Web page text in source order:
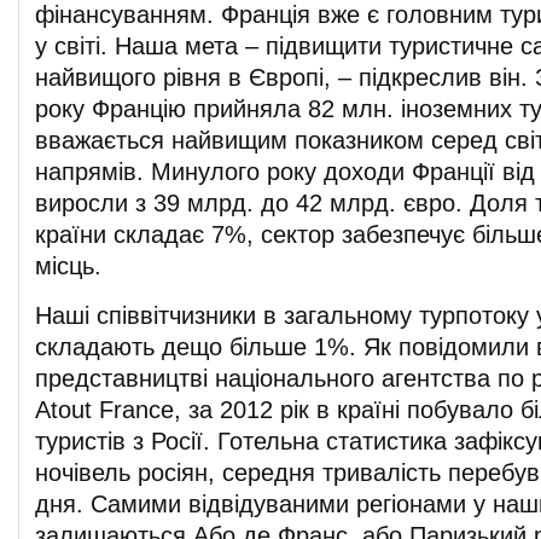
фінансуванням. Франція вже є головним
у світі. Наша мета – підвищити туристичне
найвищого рівня в Європі, – підкреслив
року Францію прийняла 82 млн. іноземних
вважається найвищим показником серед
напрямів. Минулого року доходи Франції від
виросли з 39 млрд. до 42 млрд. євро. Доля
країни складає 7%, сектор забезпечує
місць.
Наші співвітчизники в загальному
складають дещо більше 1%. Як повідомили
представництві національного агентства по
Atout France, за 2012 рік в країні побувало
туристів з Росії. Готельна статистика
ночівель росіян, середня тривалість
дня. Самими відвідуваними регіонами у